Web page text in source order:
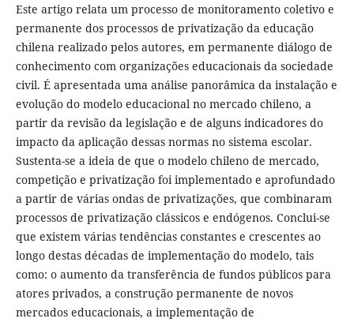
Este artigo relata um processo de monitoramento coletivo e
permanente dos processos de privatização da educação
chilena realizado pelos autores, em permanente diálogo de
conhecimento com organizações educacionais da sociedade
civil. É apresentada uma análise panorâmica da instalação e
evolução do modelo educacional no mercado chileno, a
partir da revisão da legislação e de alguns indicadores do
impacto da aplicação dessas normas no sistema escolar.
Sustenta-se a ideia de que o modelo chileno de mercado,
competição e privatização foi implementado e aprofundado
a partir de várias ondas de privatizações, que combinaram
processos de privatização clássicos e endógenos. Conclui-se
que existem várias tendências constantes e crescentes ao
longo destas décadas de implementação do modelo, tais
como: o aumento da transferência de fundos públicos para
atores privados, a construção permanente de novos
mercados educacionais, a implementação de